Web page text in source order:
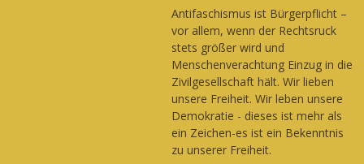
Antifaschismus ist Bürgerpflicht –
vor allem, wenn der Rechtsruck
stets größer wird und
Menschenverachtung Einzug in die
Zivilgesellschaft hält. Wir lieben
unsere Freiheit. Wir leben unsere
Demokratie - dieses ist mehr als
ein Zeichen-es ist ein Bekenntnis
zu unserer Freiheit.